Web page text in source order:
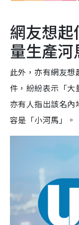
網友想
量生產河
此外，亦有網友
件，紛紛表示「大
亦有人指出該名
容是「小河馬」。